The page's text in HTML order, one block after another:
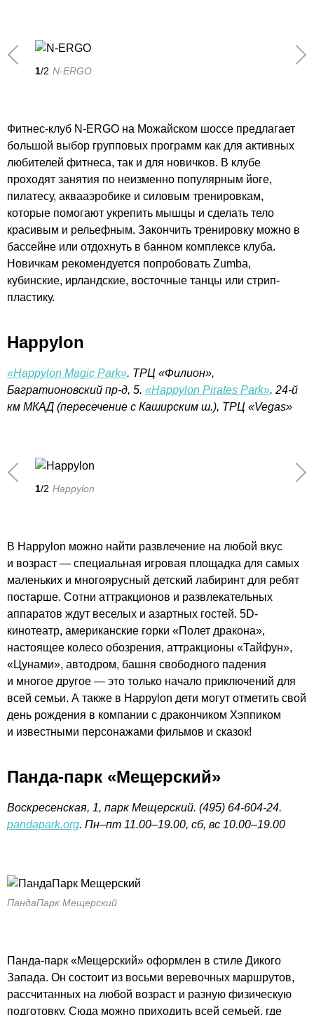
1/2 N-ERGO
Фитнес-клуб N-ERGO на Можайском шоссе предлагает
большой выбор групповых программ как для активных
любителей фитнеса, так и для новичков. В клубе
проходят занятия по неизменно популярным йоге,
пилатесу, аквааэробике и силовым тренировкам,
которые помогают укрепить мышцы и сделать тело
красивым и рельефным. Закончить тренировку можно в
бассейне или отдохнуть в банном комплексе клуба.
Новичкам рекомендуется попробовать Zumba,
кубинские, ирландские, восточные танцы или стрип-
пластику.
Happylon
«Happylon Magic Park». ТРЦ «Филион»,
Багратионовский пр-д, 5. «Happylon Pirates Park». 24-й
км МКАД (пересечение с Каширским ш.), ТРЦ «Vegas»
1/2 Happylon
В Happylon можно найти развлечение на любой вкус
и возраст — специальная игровая площадка для самых
маленьких и многоярусный детский лабиринт для ребят
постарше. Сотни аттракционов и развлекательных
аппаратов ждут веселых и азартных гостей. 5D-
кинотеатр, американские горки «Полет дракона»,
настоящее колесо обозрения, аттракционы «Тайфун»,
«Цунами», автодром, башня свободного падения
и многое другое — это только начало приключений для
всей семьи. А также в Happylon дети могут отметить свой
день рождения в компании с дракончиком Хэппиком
и известными персонажами фильмов и сказок!
Панда-парк «Мещерский»
Воскресенская, 1, парк Мещерский. (495) 64-604-24.
pandapark.org. Пн–пт 11.00–19.00, сб, вс 10.00–19.00
ПандаПарк Мещерский
Панда-парк «Мещерский» оформлен в стиле Дикого
Запада. Он состоит из восьми веревочных маршрутов,
рассчитанных на любой возраст и разную физическую
подготовку. Сюда можно приходить всей семьей, где